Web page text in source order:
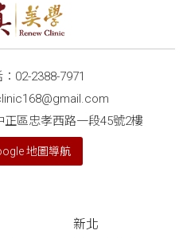
02-2388-7971
區忠孝西路一段45號2樓
地圖導航
新北